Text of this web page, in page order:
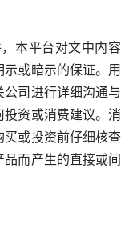
本平台对文中内容
或暗示的保证。用
司进行详细沟通与
资或消费建议。消
买或投资前仔细核查
而产生的直接或间